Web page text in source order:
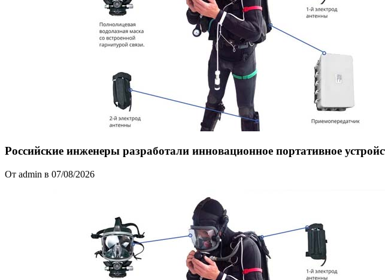
Российские инженеры разработали инновационное портативное
От admin в 07/08/2026